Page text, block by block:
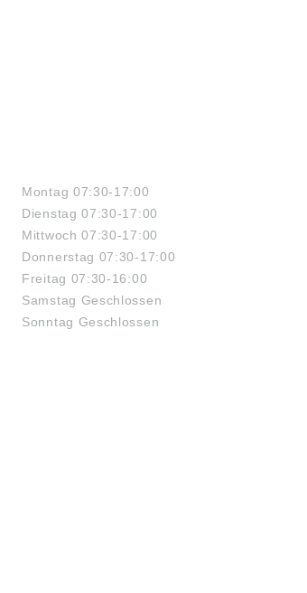
Montag 07:30-17:00
Dienstag 07:30-17:00
Mittwoch 07:30-17:00
Donnerstag 07:30-17:00
Freitag 07:30-16:00
Samstag Geschlossen
Sonntag Geschlossen